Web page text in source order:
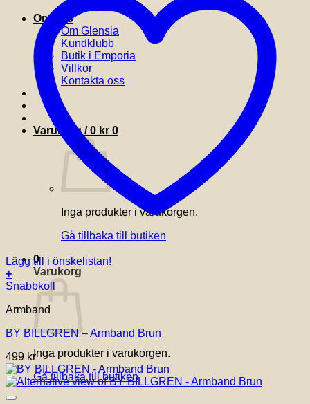
Om oss
Om Glensia
Kundklubb
Butik i Emporia
Villkor
Kontakta oss
Varukorg /0 kr 0
Inga produkter i varukorgen.
Gå tillbaka till butiken
0
Varukorg
Inga produkter i varukorgen.
Gå tillbaka till butiken
Lägg till i önskelistan!
+
Den
produkten
flera
varianter.
De
olika
alternativen
kan
Snabbkoll
Armband
BY BILLGREN – Armband Brun
499 kr